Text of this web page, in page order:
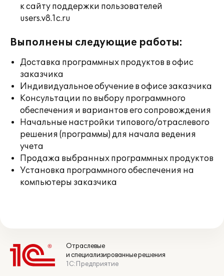
к сайту поддержки пользователей
users.v8.1c.ru
Выполнены следующие работы:
Доставка программных продуктов в офис
заказчика
Индивидуальное обучение в офисе заказчика
Консультации по выбору программного
обеспечения и вариантов его сопровождения
Начальные настройки типового/отраслевого
решения (программы) для начала ведения
учета
Продажа выбранных программных продуктов
Установка программного обеспечения на
компьютеры заказчика
Отраслевые
и специализированные решения
1С:Предприятие